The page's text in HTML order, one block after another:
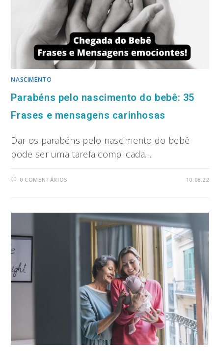
NASCIMENTO
Parabéns pelo nascimento do bebê: 35
Frases e mensagens carinhosas
Dar os parabéns pelo nascimento do bebê
pode ser uma tarefa complicada…
0 COMENTÁRIOS 10.08.22